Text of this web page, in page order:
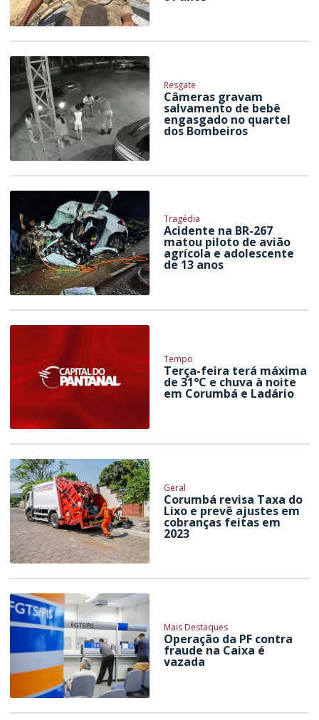
Resgate
Câmeras gravam
salvamento de bebê
engasgado no quartel
dos Bombeiros
Tragédia
Acidente na BR-267
matou piloto de avião
agrícola e adolescente
de 13 anos
Tempo
Terça-feira terá máxima
de 31°C e chuva à noite
em Corumbá e Ladário
Geral
Corumbá revisa Taxa do
Lixo e prevê ajustes em
cobranças feitas em
2023
Mais Destaques
Operação da PF contra
fraude na Caixa é
vazada